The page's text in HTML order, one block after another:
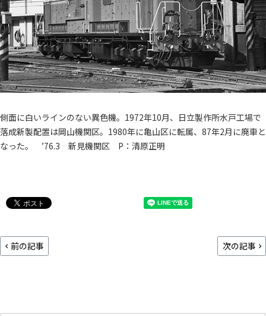
側面に白いラインのない異色機。1972年10月、日立製作所水戸工場で
落成新製配置は岡山機関区。1980年に亀山区に転属、87年2月に廃車と
なった。 ’76.3 新見機関区 P：清原正明
前の記事 次の記事